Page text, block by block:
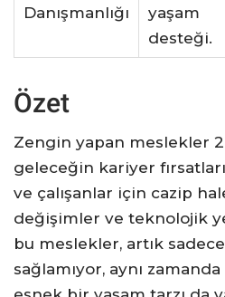
Danışmanlığı
yaşam
desteği.
Özet
Zengin yapan meslekler
geleceğin kariyer
ve çalışanlar için cazip
değişimler ve teknolojik
bu meslekler, artık
sağlamıyor, aynı